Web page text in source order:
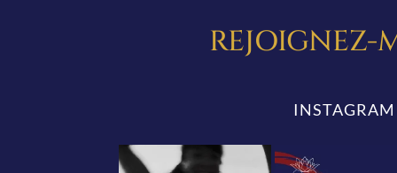
REJOIGNEZ-
INSTAGRAM